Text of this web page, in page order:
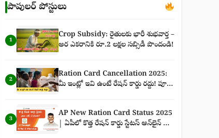
పాపులర్ పోస్టులు
1
Crop Subsidy: రైతులకు భారీ శుభవార్త –
అర ఎకరానికి రూ.2 లక్షల సబ్సిడీ పొందండి!
2
Ration Card Cancellation 2025:
మీ ఇంట్లో ఇవి ఉంటే రేషన్ కార్డు రద్దు! పూర్తి
3
AP New Ration Card Status 2025
| ఏపీలో కొత్త రేషన్ కార్డు స్టేటస్ ఆన్‌లైన్ &